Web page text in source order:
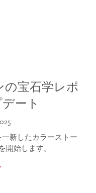
の宝石学レポ
ート
新したカラーストー
開始します。